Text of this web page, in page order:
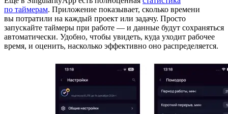
по таймерам. Приложение показывает, сколько времени
вы потратили на каждый проект или задачу. Просто
запускайте таймеры при работе — и данные будут сохраняться
автоматически. Удобно, чтобы увидеть, куда уходит рабочее
время, и оценить, насколько эффективно оно распределяется.